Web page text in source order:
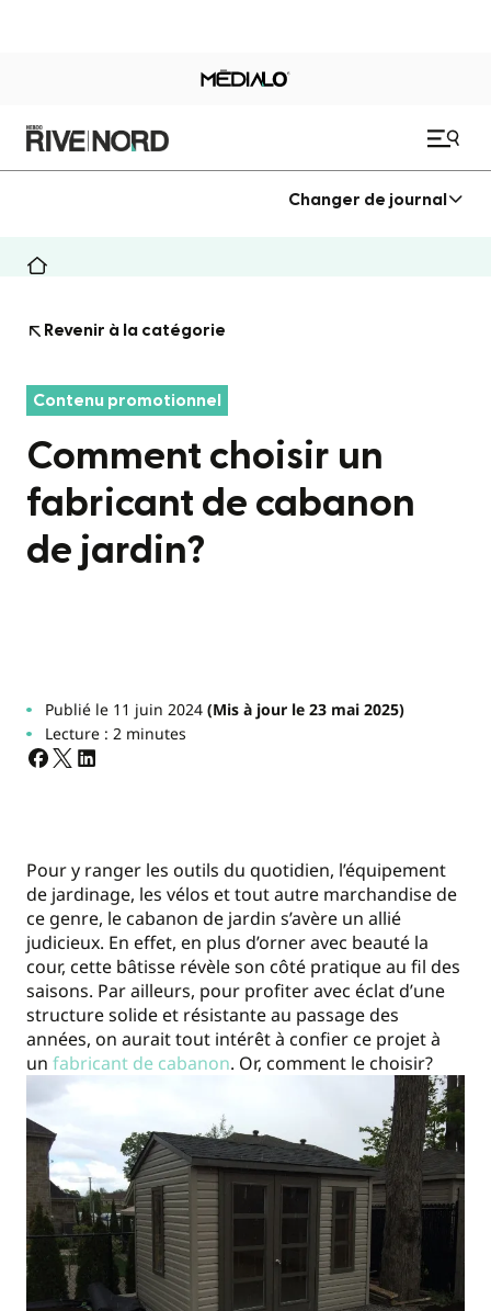
Changer de journal
Revenir à la catégorie
Contenu promotionnel
Comment choisir un
fabricant de cabanon
de jardin?
Publié le 11 juin 2024(Mis à jour le 23 mai 2025)
Lecture : 2 minutes
Pour y ranger les outils du quotidien, l’équipement
de jardinage, les vélos et tout autre marchandise de
ce genre, le cabanon de jardin s’avère un allié
judicieux. En effet, en plus d’orner avec beauté la
cour, cette bâtisse révèle son côté pratique au fil des
saisons. Par ailleurs, pour profiter avec éclat d’une
structure solide et résistante au passage des
années, on aurait tout intérêt à confier ce projet à
un fabricant de cabanon. Or, comment le choisir?